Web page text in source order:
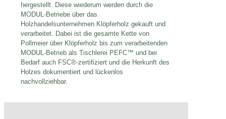
hergestellt. Diese wiederum werden durch die
MODUL-Betriebe über das
Holzhandelsunternehmen Klöpferholz gekauft und
verarbeitet. Dabei ist die gesamte Kette von
Pollmeier über Klöpferholz bis zum verarbeitenden
MODUL-Betrieb als Tischlerei PEFC™ und bei
Bedarf auch FSC®-zertifiziert und die Herkunft des
Holzes dokumentiert und lückenlos
nachvollziehbar.